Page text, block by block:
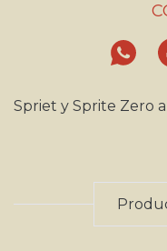
Spriet y Sprite Zero